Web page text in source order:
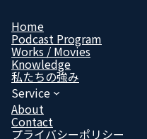
リ
ン
ク
リ
ン
ク
ン
ク
ン
ク
Home
Podcast Program
Works / Movies
Know­ledge
私たちの強み
Service
About
Contact
プライバシーポリシー